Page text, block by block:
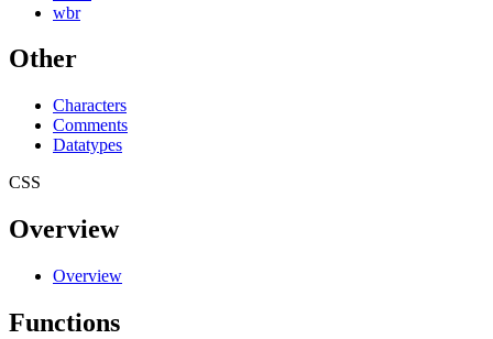
wbr
Other
Characters
Comments
Datatypes
CSS
Overview
Overview
Functions